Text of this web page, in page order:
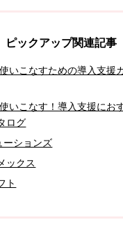
ピックアップ関連記事
いこなすための導入支援
いこなす！導入支援にお
ログ
ーションズ
ックス
ト